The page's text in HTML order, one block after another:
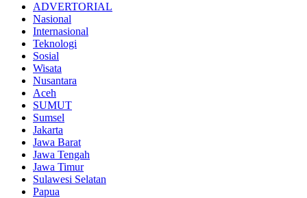
ADVERTORIAL
Nasional
Internasional
Teknologi
Sosial
Wisata
Nusantara
Aceh
SUMUT
Sumsel
Jakarta
Jawa Barat
Jawa Tengah
Jawa Timur
Sulawesi Selatan
Papua